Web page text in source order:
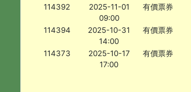
114392
2025-11-01
09:00
有價票券
114394
2025-10-31
14:00
有價票券
114373
2025-10-17
17:00
有價票券